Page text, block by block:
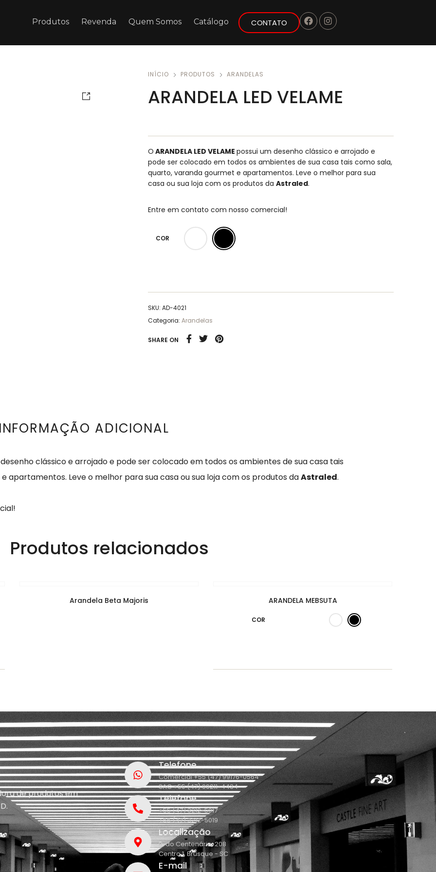
Produtos Revenda Quem Somos Catálogo CONTATO
INÍCIO PRODUTOS ARANDELAS
ARANDELA LED VELAME
O ARANDELA LED VELAME possui um desenho clássico e arrojado e
pode ser colocado em todos os ambientes de sua casa tais como sala,
quarto, varanda gourmet e apartamentos. Leve o melhor para sua
casa ou sua loja com os produtos da Astraled.
Entre em contato com nosso comercial!
COR
SKU: AD-4021
Categoria: Arandelas
SHARE ON
INFORMAÇÃO ADICIONAL
clássico e arrojado e pode ser colocado em todos os ambientes de sua casa tais
apartamentos. Leve o melhor para sua casa ou sua loja com os produtos daAstraled.
Produtos relacionados
Arandela Beta Majoris ARANDELA MEBSUTA
COR
de produtos em
Telefone
Comercial +55 (47) 99176-0564
SAC +55 (47) 99211-4434
Telefone
+55 (47) 3212-5017
+55 (47) 3212-5019
Localização
R. do Centenário, 208
Centro 1, Brusque - SC
E-mail